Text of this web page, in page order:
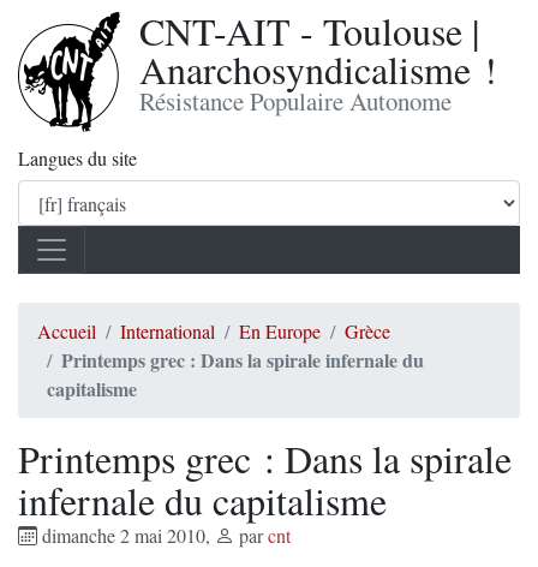
CNT-AIT - Toulouse |
Anarchosyndicalisme !
Résistance Populaire Autonome
Langues du site
Accueil International En Europe Grèce
Printemps grec : Dans la spirale infernale du
capitalisme
Printemps grec : Dans la spirale
infernale du capitalisme
dimanche 2 mai 2010, parcnt